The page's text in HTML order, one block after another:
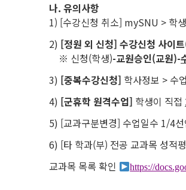
나. 유의사항
1) [수강신청 취소] mySNU > 학
2) [정원 외 신청] 수강신청 사
※ 신청(학생)-교원승인(교원)-
3) [중복수강신청] 학사정보 > 수
4) [군휴학 원격수업] 학생이 직접
5) [교과구분변경] 수업일수 1/4선
6) [타 학과(부) 전공 교과목 성적
교과목 목록 확인
https://